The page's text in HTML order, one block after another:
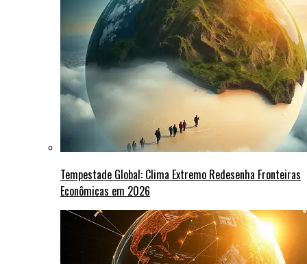
Tempestade Global: Clima Extremo Redesenha Fronteiras
Econômicas em 2026